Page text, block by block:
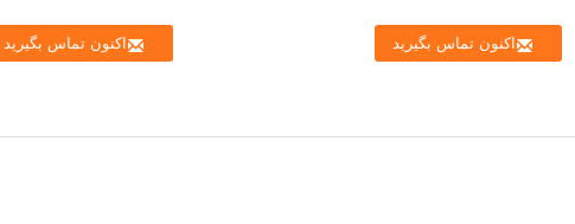
اکنون تماس بگیرید اکنون تماس بگیرید